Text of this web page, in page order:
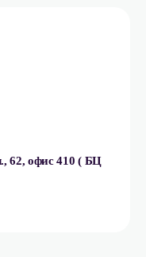
62, офис 410 ( БЦ